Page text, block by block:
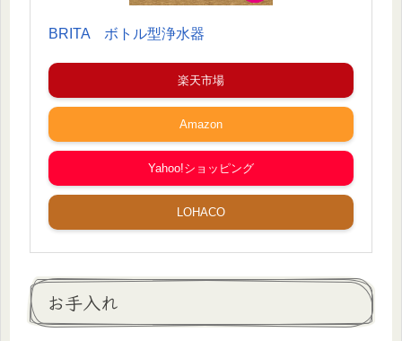
BRITA ボトル型浄水器
楽天市場
Amazon
Yahoo!ショッピング
LOHACO
お手入れ